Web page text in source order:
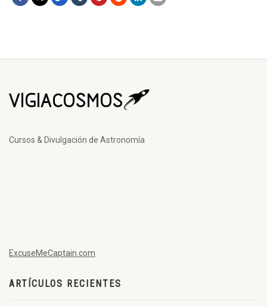
Cursos & Divulgación de Astronomía
ExcuseMeCaptain.com
ARTÍCULOS RECIENTES